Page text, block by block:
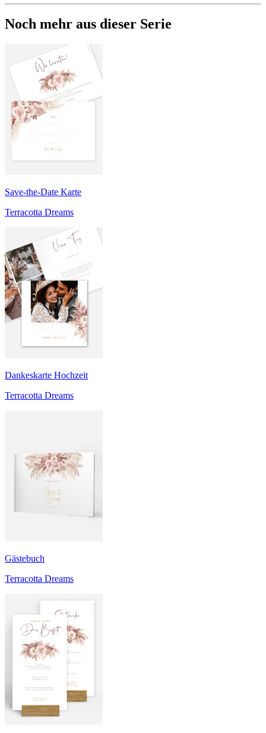
Noch mehr aus dieser Serie
Save-the-Date Karte
Terracotta Dreams
Dankeskarte Hochzeit
Terracotta Dreams
Gästebuch
Terracotta Dreams